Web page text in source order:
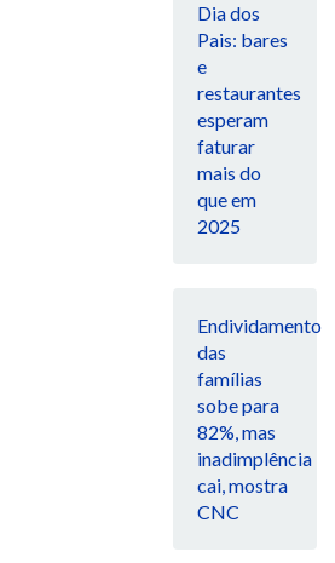
Dia dos
Pais: bares
e
restaurantes
esperam
faturar
mais do
que em
2025
Endividamento
das
famílias
sobe para
82%, mas
inadimplência
cai, mostra
CNC